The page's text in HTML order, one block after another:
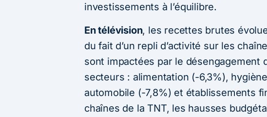
investissements à l’équilibre.
En télévision, les recettes brutes
du fait d’un repli d’activité sur les
sont impactées par le désengagement
secteurs : alimentation (-6,3%),
automobile (-7,8%) et établissements
chaînes de la TNT, les hausses